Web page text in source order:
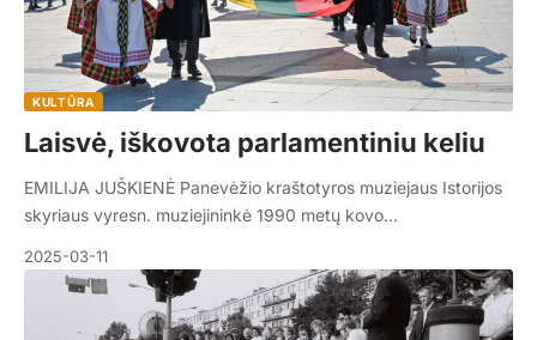
KULTŪRA
Laisvė, iškovota parlamentiniu keliu
EMILIJA JUŠKIENĖ Panevėžio kraštotyros muziejaus Istorijos
skyriaus vyresn. muziejininkė 1990 metų kovo…
2025-03-11